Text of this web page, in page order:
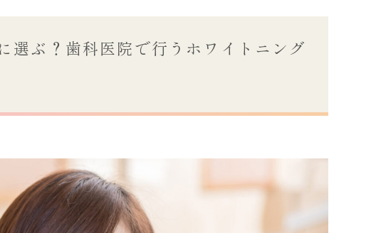
選ぶ？歯科医院で行うホワイトニング